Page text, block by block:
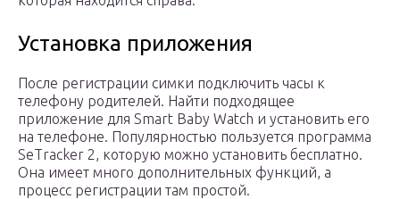
Установка приложения
После регистрации симки подключить часы к
телефону родителей. Найти подходящее
приложение для Smart Baby Watch и установить его
на телефоне. Популярностью пользуется программа
SeTracker 2, которую можно установить бесплатно.
Она имеет много дополнительных функций, а
процесс регистрации там простой.